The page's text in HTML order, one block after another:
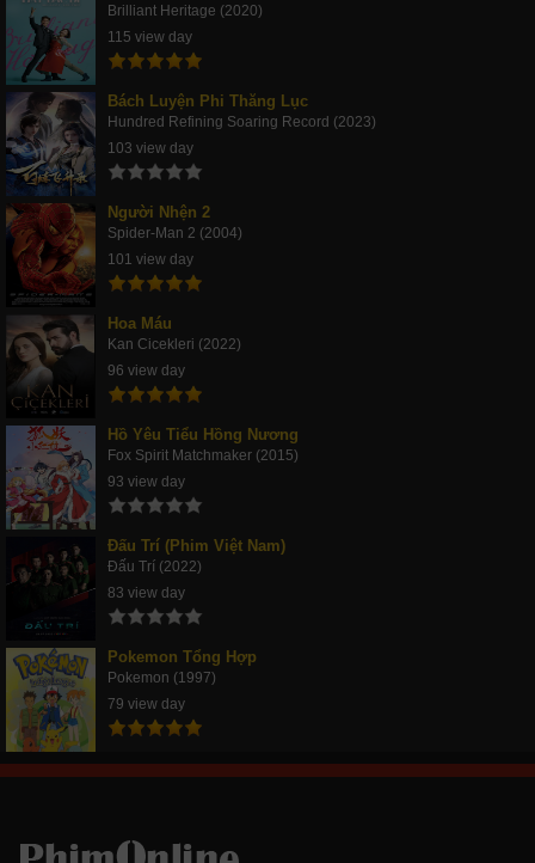
Brilliant Heritage (2020)
115 view day
Bách Luyện Phi Thăng Lục
Hundred Refining Soaring Record (2023)
103 view day
Người Nhện 2
Spider-Man 2 (2004)
101 view day
Hoa Máu
Kan Cicekleri (2022)
96 view day
Hồ Yêu Tiểu Hồng Nương
Fox Spirit Matchmaker (2015)
93 view day
Đấu Trí (Phim Việt Nam)
Đấu Trí (2022)
83 view day
Pokemon Tổng Hợp
Pokemon (1997)
79 view day